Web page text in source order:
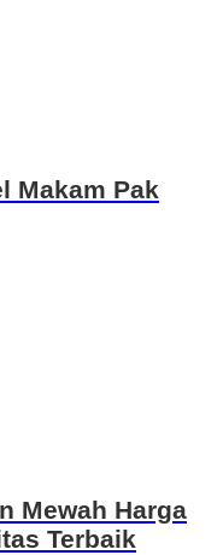
Makam Pak
Mewah Harga
Terbaik